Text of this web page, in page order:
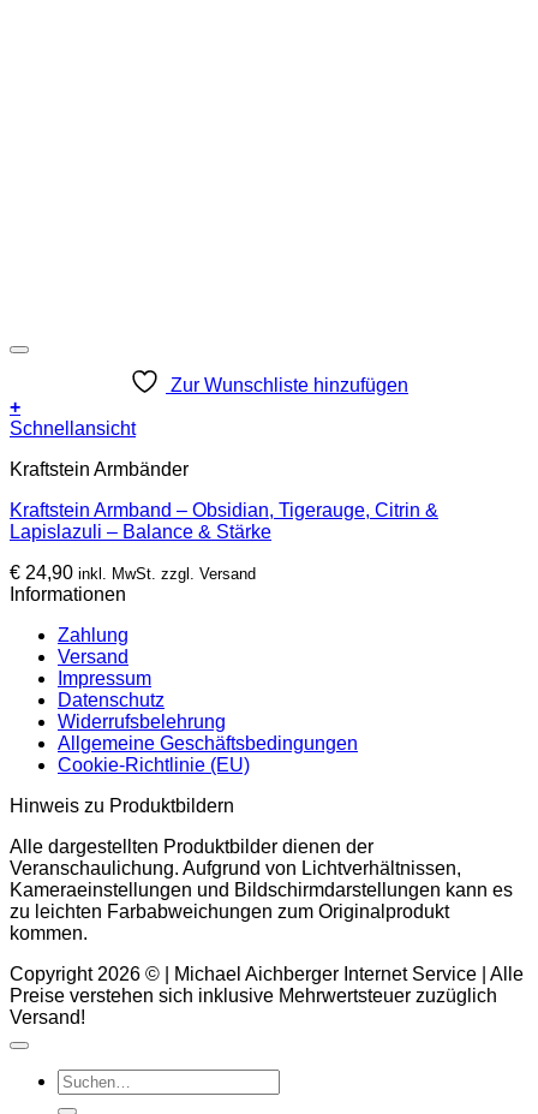
Zur Wunschliste hinzufügen
+
Schnellansicht
Kraftstein Armbänder
Kraftstein Armband – Obsidian, Tigerauge, Citrin &
Lapislazuli – Balance & Stärke
€ 24,90 inkl. MwSt. zzgl. Versand
Informationen
Zahlung
Versand
Impressum
Datenschutz
Widerrufsbelehrung
Allgemeine Geschäftsbedingungen
Cookie-Richtlinie (EU)
Hinweis zu Produktbildern
Alle dargestellten Produktbilder dienen der
Veranschaulichung. Aufgrund von Lichtverhältnissen,
Kameraeinstellungen und Bildschirmdarstellungen kann es
zu leichten Farbabweichungen zum Originalprodukt
kommen.
Copyright 2026 © | Michael Aichberger Internet Service | Alle
Preise verstehen sich inklusive Mehrwertsteuer zuzüglich
Versand!
Suchen
nach: